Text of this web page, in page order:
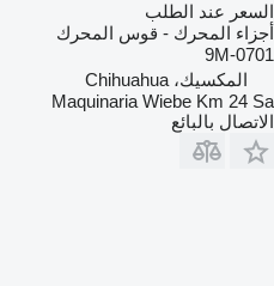
السعر عند الطلب
أجزاء المحرك - قوس المحرك
9M-0701
المكسيك، Chihuahua
Maquinaria Wiebe Km 24 Sa
الاتصال بالبائع